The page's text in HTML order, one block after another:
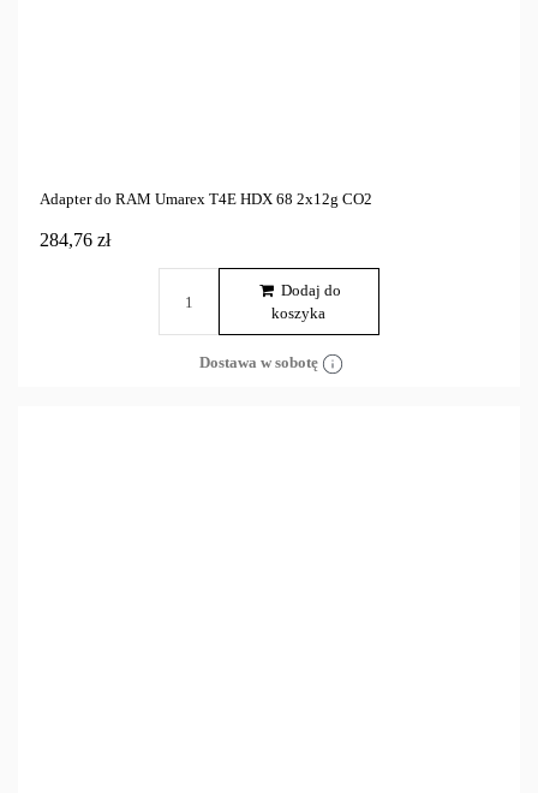
Adapter do RAM Umarex T4E HDX 68 2x12g CO2
284,76 zł
Dodaj do
koszyka
Dostawa w sobotę